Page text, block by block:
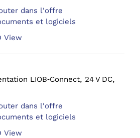
dans l'offre
et logiciels
View
LIOB‑Connect, 24 V DC,
dans l'offre
et logiciels
View